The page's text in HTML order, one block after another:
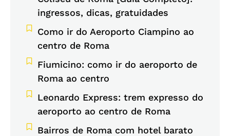
ingressos, dicas, gratuidades
Como ir do Aeroporto Ciampino ao
centro de Roma
Fiumicino: como ir do aeroporto de
Roma ao centro
Leonardo Express: trem expresso do
aeroporto ao centro de Roma
Bairros de Roma com hotel barato